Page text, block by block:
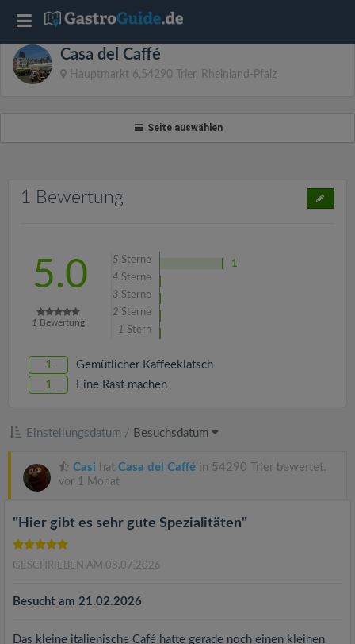
Casa del Caffé
Hauptmarkt 6,54290 Trier, Rheinland-Pfalz
Seite auswählen
1 Bewertung
5.0
1 Bewertung
5 Sterne
1
4 Sterne
3 Sterne
2 Sterne
1 Stern
1 Gemütlicher Kaffeeklatsch
1 Eine Rast machen
Einstellungsdatum / Besuchsdatum
Casi hat Casa del Caffé in 54290 Trier bewertet.
vor 1 Monat
"Hier gibt es sehr gute Spezialitäten"
GESCHRIEBEN AM 08.07.2026
Besucht am 21.02.2026
Das kleine italienische Café hatte gerade noch einen kleinen
T
o
n
a
v
g
a
t
i
o